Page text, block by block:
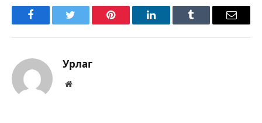
FacebookTwitter Pinterest LinkedInTumblr Имэйл
Урлаг
Вэбсайт